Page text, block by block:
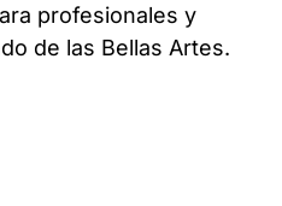
profesionales y
de las Bellas Artes.